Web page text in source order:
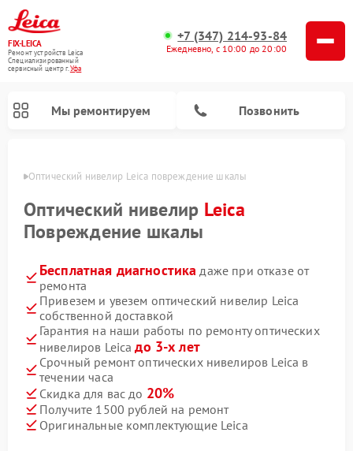
FIX-LEICA
Ремонт устройств Leica
Специализированный
cервисный центр г.Уфа
+7 (347) 214-93-84
Ежедневно, с 10:00 до 20:00
Мы ремонтируем Позвонить
Оптический нивелир Leica повреждение шкалы
Оптический нивелир Leica
Повреждение шкалы
Бесплатная диагностика даже при отказе от
ремонта
Привезем и увезем оптический нивелир Leica
собственной доставкой
Гарантия на наши работы по ремонту оптических
нивелиров Leicaдо 3-х лет
Срочный ремонт оптических нивелиров Leica в
течении часа
Скидка для вас до 20%
Получите 1500 рублей на ремонт
Оригинальные комплектующие Leica